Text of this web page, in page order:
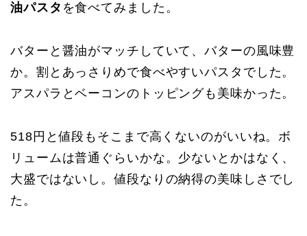
油パスタ を食べてみました。
バターと醤油がマッチしていて、バターの風味豊
か。割とあっさりめで食べやすいパスタでした。
アスパラとベーコンのトッピングも美味かった。
518円と値段もそこまで高くないのがいいね。ボ
リュームは普通ぐらいかな。少ないとかはなく、
大盛ではないし。値段なりの納得の美味しさでし
た。